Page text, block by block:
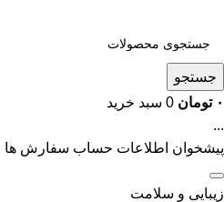
جستجو
۰ تومان 0 سبد خرید
...
پیشخوان اطلاعات حساب سفارش ها
زیبایی و سلامت